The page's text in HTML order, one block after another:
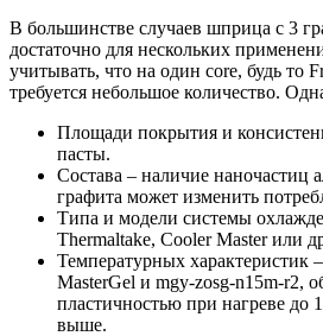
В большинстве случаев шприца с 3
достаточно для нескольких
учитывать, что на один core, будь то
требуется небольшое количество.
Площади покрытия и
пасты.
Состава – наличие наночастиц
графита может изменить
Типа и модели системы
Thermaltake, Cooler Master или
Температурных характеристик
MasterGel и mgy-zosg-n15m-r2,
пластичностью при нагреве до
выше.